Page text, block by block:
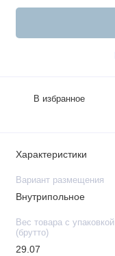
В избранное
Характеристики
Вариант размещения
Внутрипольное
Вес товара с упаковкой
(брутто)
29.07